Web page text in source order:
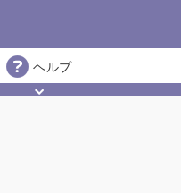
ヘルプ